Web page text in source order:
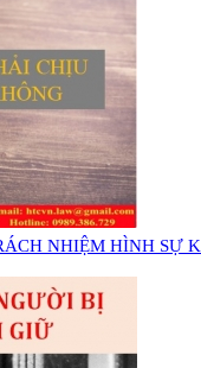
NHIỆM HÌNH SỰ